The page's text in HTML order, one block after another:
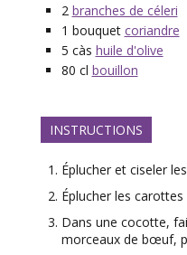
2 branches de céleri
1 bouquet coriandre
5 càs huile d'olive
80 cl bouillon
INSTRUCTIONS
Éplucher et ciseler
Éplucher les
Dans une cocotte,
morceaux de bœuf,